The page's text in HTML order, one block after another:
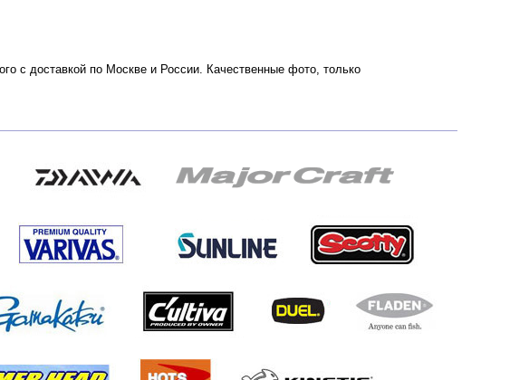
с доставкой по Москве и России. Качественные фото, только